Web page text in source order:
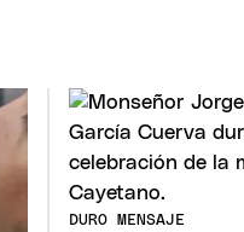
DURO MENSAJE